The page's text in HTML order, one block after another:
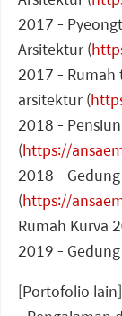
2017 -
Arsitektur (
2017 - Rumah
arsitektur (
2018 -
(https://
2018 -
(https://
Rumah Kurva
2019 -
[Portofolio lain]